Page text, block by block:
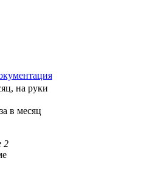
на руки
в месяц
2